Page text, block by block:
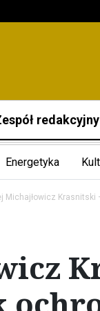
redakcyjny
Energetyka
Michajłowicz Krasnitski